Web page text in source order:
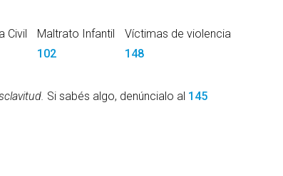
Civil
Maltrato Infantil
102
Víctimas de violencia
148
Si sabés algo, denúncialo al 145